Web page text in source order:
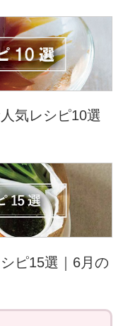
気レシピ10選
ピ15選｜6月の